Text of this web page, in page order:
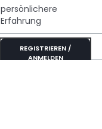
persönlichere
Erfahrung
REGISTRIEREN /
ANMELDEN